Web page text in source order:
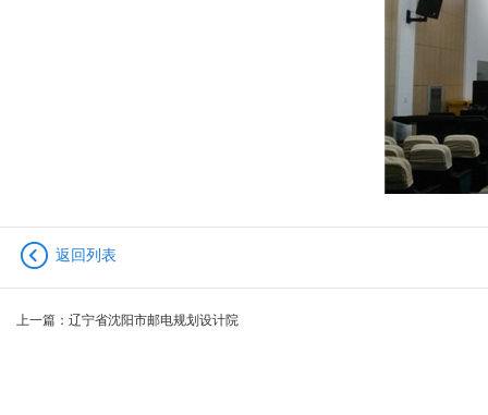
返回列表
上一篇： 辽宁省沈阳市邮电规划设计院